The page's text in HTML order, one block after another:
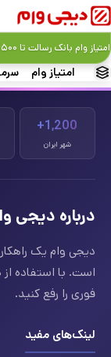
امتیاز وام
امتیاز وام بانک رسالت تا ۵۰۰ میلیون تومان
1,200+
شهر ایران
درباره دیجی
دیجی وام یک
است. با استفاده
فوری را رفع کنید.
لینک‌های مفید